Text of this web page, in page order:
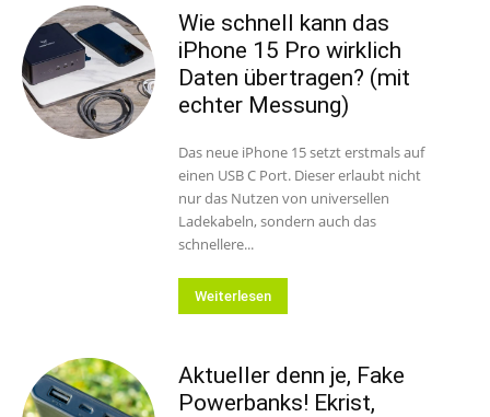
Wie schnell kann das
iPhone 15 Pro wirklich
Daten übertragen? (mit
echter Messung)
Das neue iPhone 15 setzt erstmals auf
einen USB C Port. Dieser erlaubt nicht
nur das Nutzen von universellen
Ladekabeln, sondern auch das
schnellere...
Weiterlesen
Aktueller denn je, Fake
Powerbanks! Ekrist,